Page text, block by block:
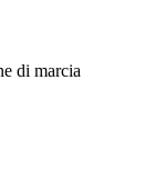
di marcia